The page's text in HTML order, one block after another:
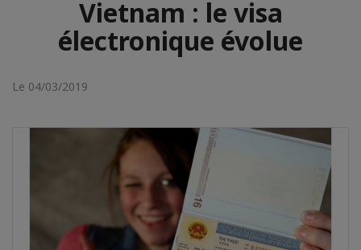
Vietnam : le visa
électronique évolue
Le 04/03/2019